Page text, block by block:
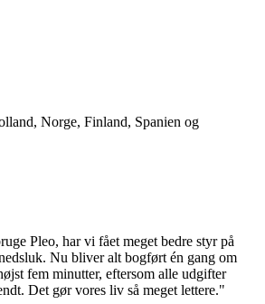
Norge, Finland, Spanien og
Pleo, har vi fået meget bedre styr på
Nu bliver alt bogført én gang om
fem minutter, eftersom alle udgifter
Det gør vores liv så meget lettere."